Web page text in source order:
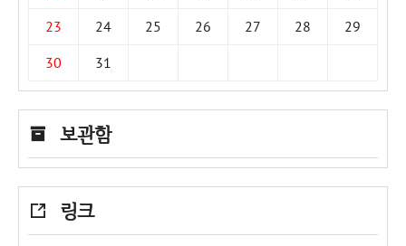
23
24 25 26 27 28
29
30
31
보관함
링크